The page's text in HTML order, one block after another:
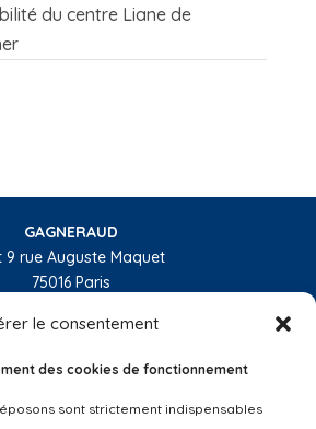
le consentement
des cookies de fonctionnement
sont strictement indispensables
du centre Liane de
GAGNERAUD
9 rue Auguste Maquet
75016 Paris